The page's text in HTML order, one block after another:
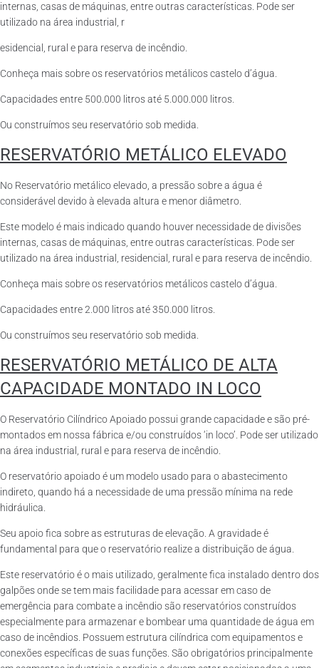
internas, casas de máquinas, entre outras características. Pode ser
utilizado na área industrial, r
esidencial, rural e para reserva de incêndio.
Conheça mais sobre os reservatórios metálicos castelo d’água.
Capacidades entre 500.000 litros até 5.000.000 litros.
Ou construímos seu reservatório sob medida.
RESERVATÓRIO METÁLICO ELEVADO
No Reservatório metálico elevado, a pressão sobre a água é
considerável devido à elevada altura e menor diâmetro.
Este modelo é mais indicado quando houver necessidade de divisões
internas, casas de máquinas, entre outras características. Pode ser
utilizado na área industrial, residencial, rural e para reserva de incêndio.
Conheça mais sobre os reservatórios metálicos castelo d’água.
Capacidades entre 2.000 litros até 350.000 litros.
Ou construímos seu reservatório sob medida.
RESERVATÓRIO METÁLICO DE ALTA
CAPACIDADE MONTADO IN LOCO
O Reservatório Cilíndrico Apoiado possui grande capacidade e são pré-
montados em nossa fábrica e/ou construídos ‘in loco’. Pode ser utilizado
na área industrial, rural e para reserva de incêndio.
O reservatório apoiado é um modelo usado para o abastecimento
indireto, quando há a necessidade de uma pressão mínima na rede
hidráulica.
Seu apoio fica sobre as estruturas de elevação. A gravidade é
fundamental para que o reservatório realize a distribuição de água.
Este reservatório é o mais utilizado, geralmente fica instalado dentro dos
galpões onde se tem mais facilidade para acessar em caso de
emergência para combate a incêndio são reservatórios construídos
especialmente para armazenar e bombear uma quantidade de água em
caso de incêndios. Possuem estrutura cilíndrica com equipamentos e
conexões específicas de suas funções. São obrigatórios principalmente